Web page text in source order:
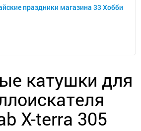
праздники магазина 33 Хобби
катушки для
X-terra 305